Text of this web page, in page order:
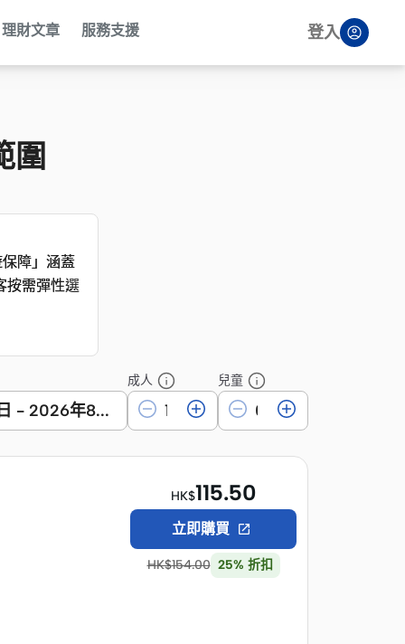
理財文章 服務支援 登入
圍
障」涵蓋
按需彈性選
障」涵蓋
按需彈性選
- 2026年8月15日
成人 兒童
HK$115.50
立即購買 
HK$154.00 25% 折扣